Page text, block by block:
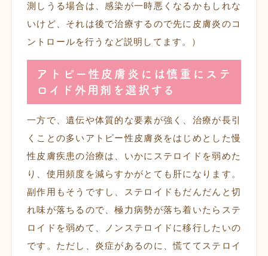
測しうる場合は、感染が一時悪くなるかもしれな
いけど、それは後で治療するので先に皮膚炎のコ
ントロールを行うなど説明してます。）
アトピー性皮膚炎には慎重にステ
ロイド外用剤を選択する
一方で、遺伝や体質的な要素が強く、治療が長引
くことの多いアトピー性皮膚炎をはじめとした慢
性皮膚疾患の治療は、いかにステロイドを弱めた
り、使用頻度を減らすかがとても肝になります。
副作用もそうですし、ステロイドもだんだんと切
れ味が落ちるので、極力病勢が落ち着いたらステ
ロイドを弱めて、ノンステロイドに移行したいの
です。ただし、炎症があるのに、慌ててステロイ